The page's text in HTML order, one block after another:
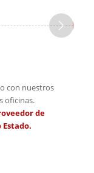
con nuestros
oficinas.
de
Estado.